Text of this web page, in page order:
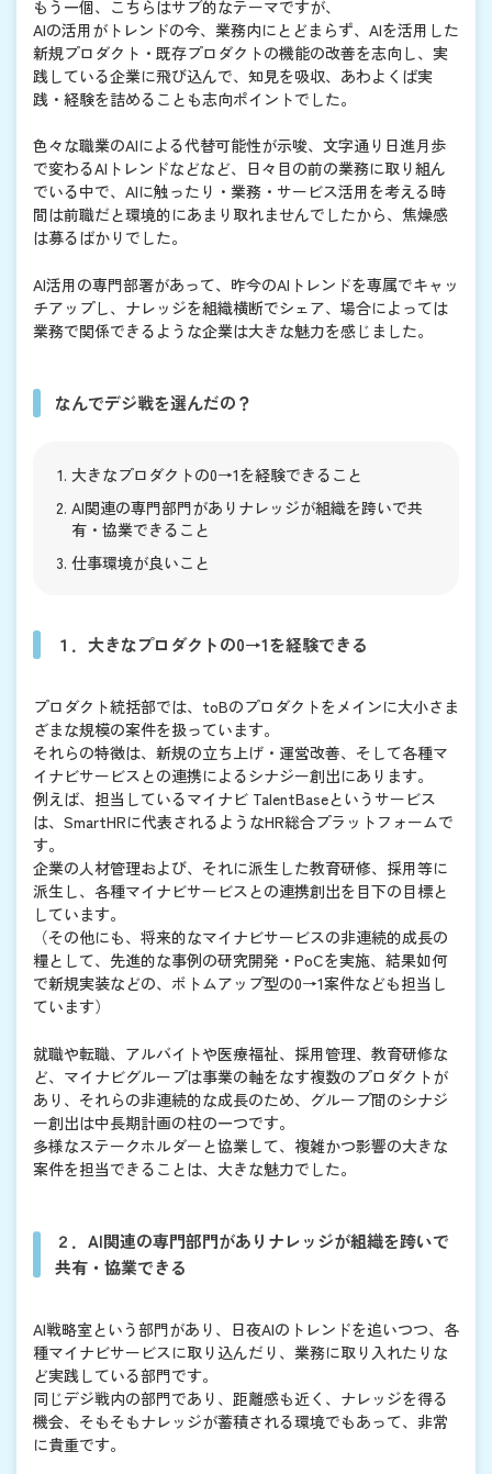
もう一個、こちらはサブ的なテーマですが、
AIの活用がトレンドの今、業務内にとどまらず、AIを活用した
新規プロダクト・既存プロダクトの機能の改善を志向し、実
践している企業に飛び込んで、知見を吸収、あわよくば実
践・経験を詰めることも志向ポイントでした。
色々な職業のAIによる代替可能性が示唆、文字通り日進月歩
で変わるAIトレンドなどなど、日々目の前の業務に取り組ん
でいる中で、AIに触ったり・業務・サービス活用を考える時
間は前職だと環境的にあまり取れませんでしたから、焦燥感
は募るばかりでした。
AI活用の専門部署があって、昨今のAIトレンドを専属でキャッ
チアップし、ナレッジを組織横断でシェア、場合によっては
業務で関係できるような企業は大きな魅力を感じました。
なんでデジ戦を選んだの？
大きなプロダクトの0→1を経験できること
AI関連の専門部門がありナレッジが組織を跨いで共
有・協業できること
仕事環境が良いこと
１．大きなプロダクトの0→1を経験できる
プロダクト統括部では、toBのプロダクトをメインに大小さま
ざまな規模の案件を扱っています。
それらの特徴は、新規の立ち上げ・運営改善、そして各種マ
イナビサービスとの連携によるシナジー創出にあります。
例えば、担当しているマイナビ TalentBaseというサービス
は、SmartHRに代表されるようなHR総合プラットフォームで
す。
企業の人材管理および、それに派生した教育研修、採用等に
派生し、各種マイナビサービスとの連携創出を目下の目標と
しています。
（その他にも、将来的なマイナビサービスの非連続的成長の
糧として、先進的な事例の研究開発・PoCを実施、結果如何
で新規実装などの、ボトムアップ型の0→1案件なども担当し
ています）
就職や転職、アルバイトや医療福祉、採用管理、教育研修な
ど、マイナビグループは事業の軸をなす複数のプロダクトが
あり、それらの非連続的な成長のため、グループ間のシナジ
ー創出は中長期計画の柱の一つです。
多様なステークホルダーと協業して、複雑かつ影響の大きな
案件を担当できることは、大きな魅力でした。
２．AI関連の専門部門がありナレッジが組織を跨いで
共有・協業できる
AI戦略室という部門があり、日夜AIのトレンドを追いつつ、各
種マイナビサービスに取り込んだり、業務に取り入れたりな
ど実践している部門です。
同じデジ戦内の部門であり、距離感も近く、ナレッジを得る
機会、そもそもナレッジが蓄積される環境でもあって、非常
に貴重です。